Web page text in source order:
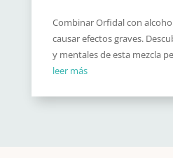
Combinar Orfidal con
causar efectos graves.
y mentales de esta mezcla
leer más